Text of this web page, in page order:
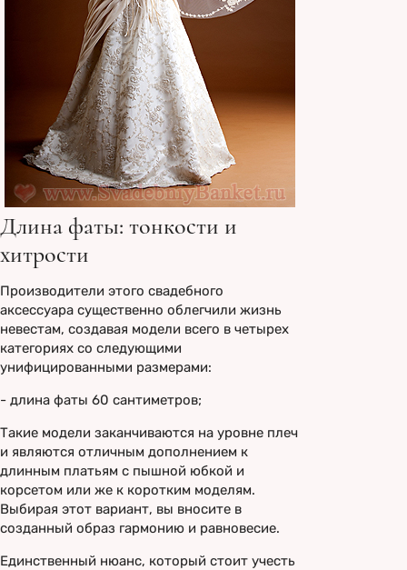
Длина фаты: тонкости и
хитрости
Производители этого свадебного
аксессуара существенно облегчили жизнь
невестам, создавая модели всего в четырех
категориях со следующими
унифицированными размерами:
- длина фаты 60 сантиметров;
Такие модели заканчиваются на уровне плеч
и являются отличным дополнением к
длинным платьям с пышной юбкой и
корсетом или же к коротким моделям.
Выбирая этот вариант, вы вносите в
созданный образ гармонию и равновесие.
Единственный нюанс, который стоит учесть